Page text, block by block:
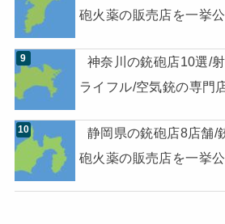
砲火薬の販売店を一挙
神奈川の銃砲店10選/
ライフル/空気銃の専門
静岡県の銃砲店8店舗/
砲火薬の販売店を一挙